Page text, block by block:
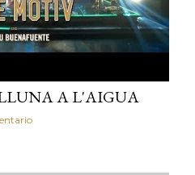
A L'AIGUA